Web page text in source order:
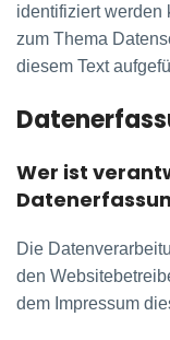
identifiziert werden
zum Thema
diesem Text
Wer ist
Die
den
dem Impressum